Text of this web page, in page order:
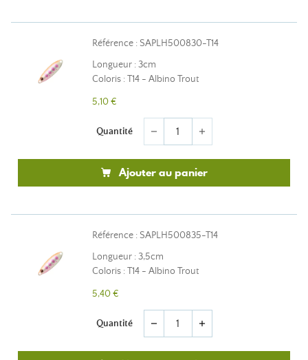
Référence : SAPLH500830-T14
Longueur : 3cm
Coloris : T14 - Albino Trout
5,10 €
Quantité remove add
Ajouter au panier
Référence : SAPLH500835-T14
Longueur : 3,5cm
Coloris : T14 - Albino Trout
5,40 €
Quantité remove add